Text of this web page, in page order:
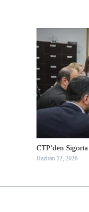
CTP’den
Haziran 12, 2026